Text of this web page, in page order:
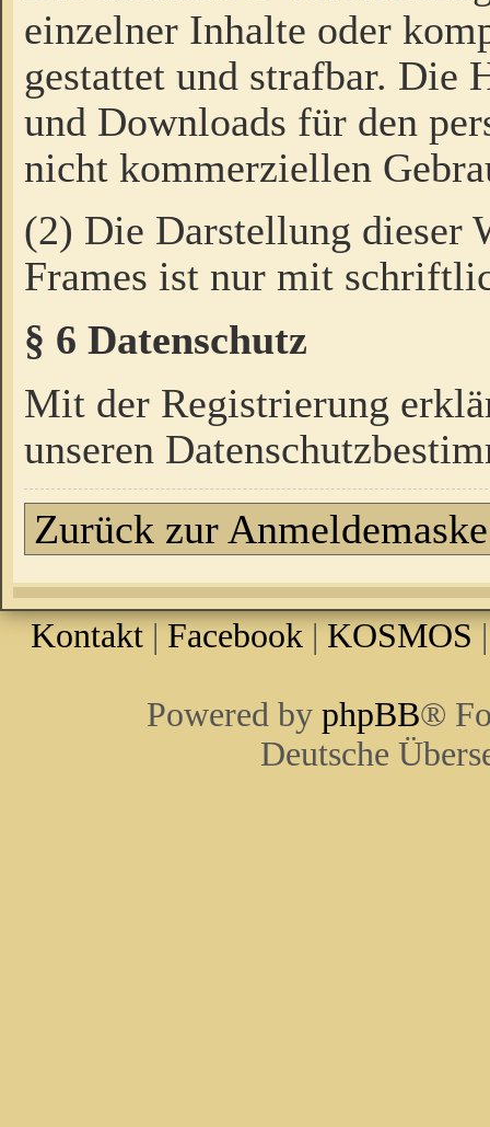
einzelner Inhalte oder
gestattet und strafbar. Die
und Downloads für den
nicht kommerziellen
(2) Die Darstellung dieser
Frames ist nur mit
§ 6 Datenschutz
Mit der Registrierung
unseren
Zurück zur Anmeldemaske
Kontakt | Facebook | KOSMOS
Powered by phpBB®
Deutsche